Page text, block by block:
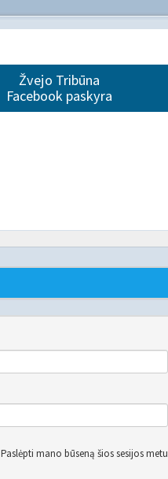
Žvejo Tribūna
Facebook paskyra
Paslėpti mano būseną šios sesijos metu